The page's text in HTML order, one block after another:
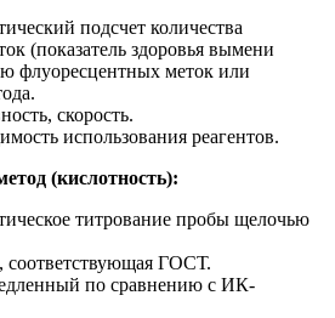
подсчет количества
(показатель здоровья вымени
флуоресцентных меток или
скорость.
использования реагентов.
(кислотность):
титрование пробы щелочью
соответствующая ГОСТ.
по сравнению с ИК-